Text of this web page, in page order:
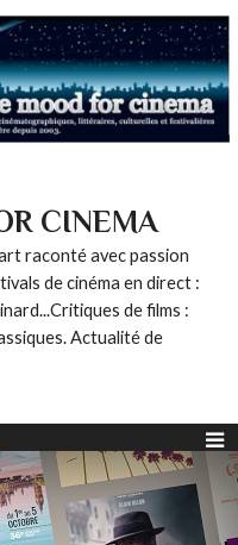
CINEMA
raconté avec passion
de cinéma en direct :
de films :
Actualité de